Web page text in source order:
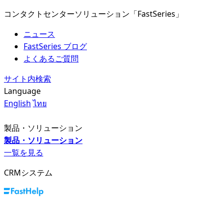
コンタクトセンターソリューション「FastSeries」
ニュース
FastSeries ブログ
よくあるご質問
サイト内検索
Language
English ไทย
製品・ソリューション
製品・ソリューション
一覧を見る
CRMシステム